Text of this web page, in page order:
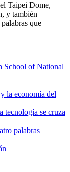
Taipei Dome,
y también
que
School of National
la economía del
tecnología se cruza
palabras